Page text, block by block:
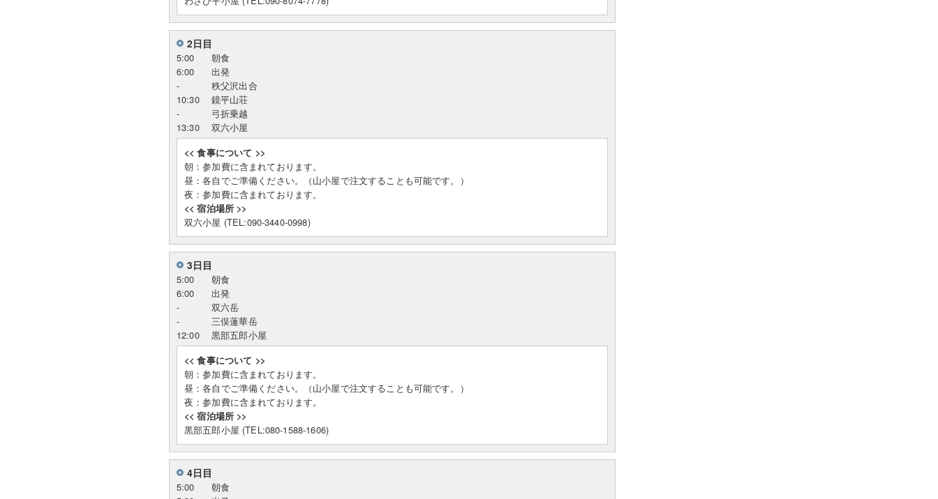
2日目
5:00
朝食
6:00
出発
-
秩父沢出合
10:30
鏡平山荘
-
弓折乗越
13:30
双六小屋
<< 食事について >>
朝：参加費に含まれております。
昼：各自でご準備ください。（山小屋で注文することも可能です。）
夜：参加費に含まれております。
<< 宿泊場所 >>
双六小屋 (TEL:090-3440-0998)
3日目
5:00
朝食
6:00
出発
-
双六岳
-
三俣蓮華岳
12:00
黒部五郎小屋
<< 食事について >>
朝：参加費に含まれております。
昼：各自でご準備ください。（山小屋で注文することも可能です。）
夜：参加費に含まれております。
<< 宿泊場所 >>
黒部五郎小屋 (TEL:080-1588-1606)
4日目
5:00
朝食